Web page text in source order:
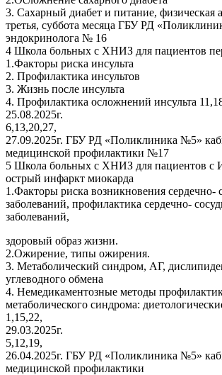
3. Сахарный диабет и питание, физическая
третья, суббота месяца ГБУ РД
эндокринолога № 16
4 Школа больных с ХНИЗ для пациентов
1.Факторы риска инсульта
2. Профилактика инсультов
3. Жизнь после инсульта
4. Профилактика осложнений инсульта
25.08.2025г.
6,13,20,27,
27.09.2025г. ГБУ РД «Поликлиника №5»
медицинской профилактики №17
5 Школа больных с ХНИЗ для пациентов с
острый инфаркт миокарда
1.Факторы риска возникновения сердечно-
заболеваний, профилактика сердечно-
заболеваний,
здоровый образ жизни.
2.Ожирение, типы ожирения.
3. Метаболический синдром, АГ,
углеводного обмена
4. Немедикаментозные методы
метаболического синдрома:
1,15,22,
29.03.2025г.
5,12,19,
26.04.2025г. ГБУ РД «Поликлиника №5»
медицинской профилактики